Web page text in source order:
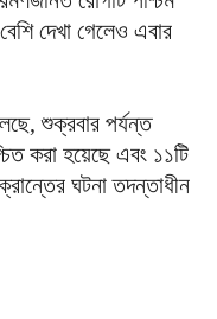
দেখা গেলেও এবার
শুক্রবার পর্যন্ত
করা হয়েছে এবং ১১টি
ঘটনা তদন্তাধীন